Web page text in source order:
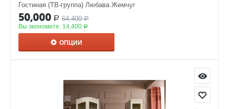
Гостиная (ТВ-группа) Любава Жемчуг
50,000 Р 64,400 Р
Вы экономите: 14,400 Р
ОПЦИИ